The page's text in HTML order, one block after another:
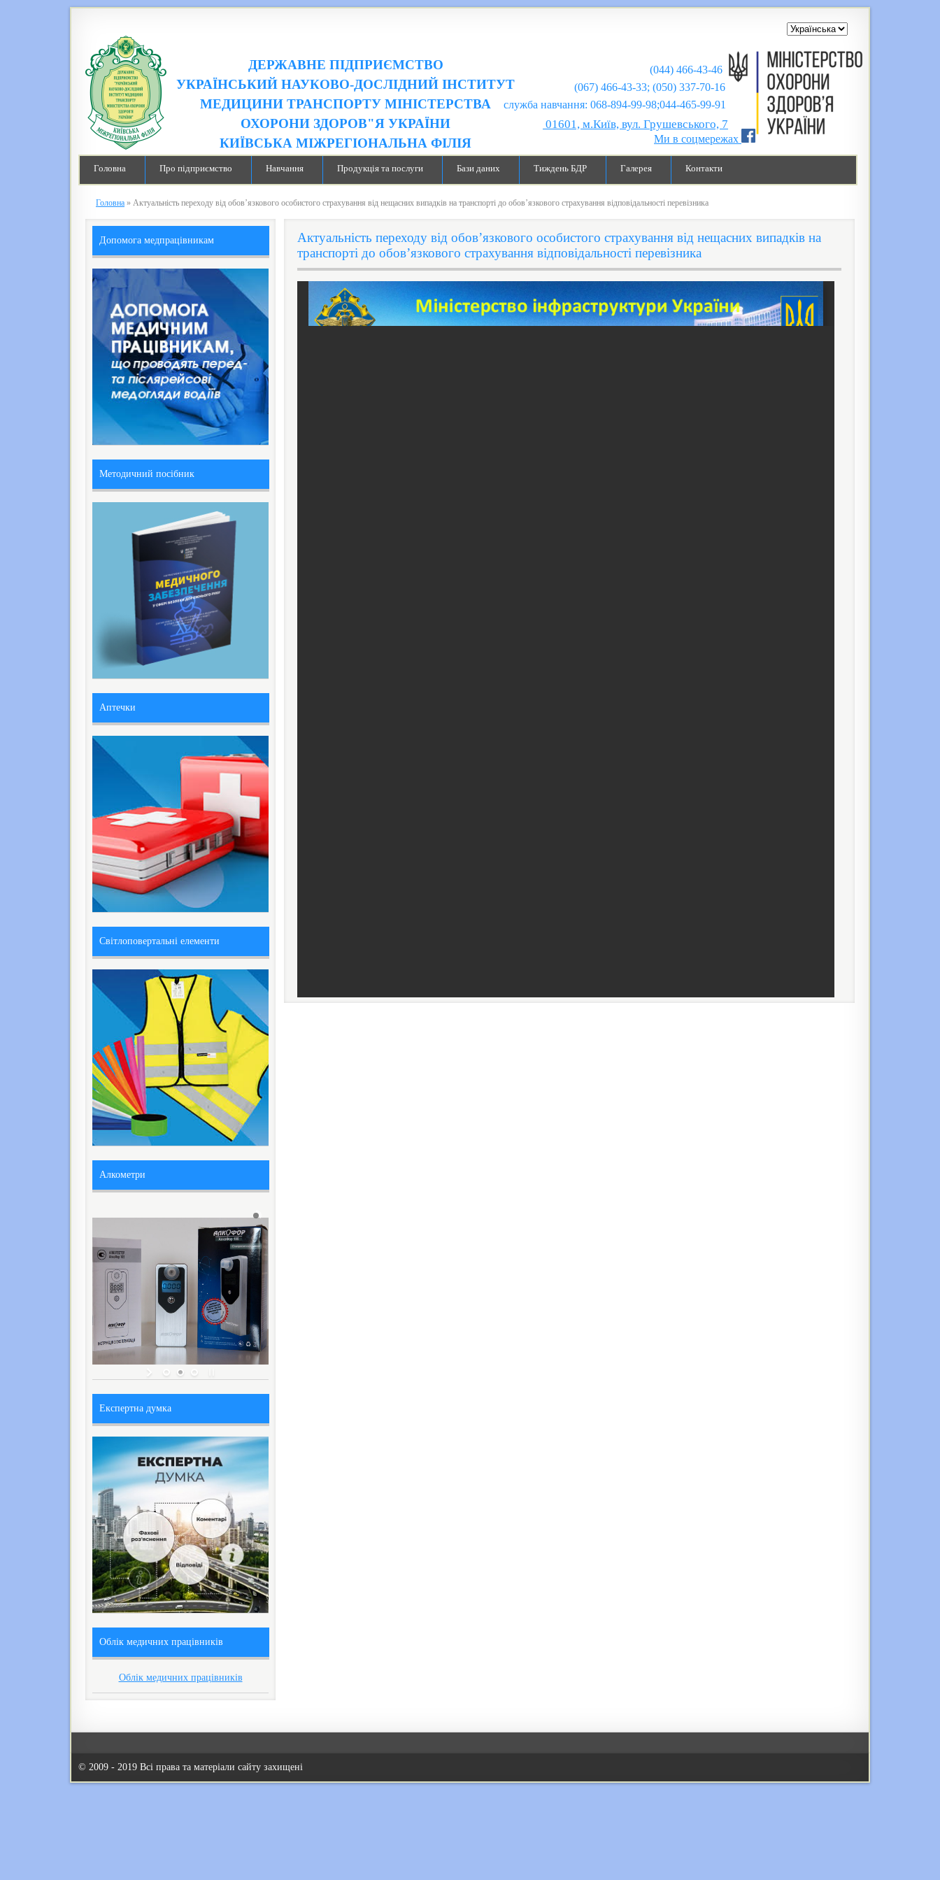
ДЕРЖАВНЕ ПІДПРИЄМСТВО
УКРАЇНСЬКИЙ НАУКОВО-ДОСЛІДНИЙ ІНСТИТУТ
МЕДИЦИНИ ТРАНСПОРТУ МІНІСТЕРСТВА
ОХОРОНИ ЗДОРОВ"Я УКРАЇНИ
КИЇВСЬКА МІЖРЕГІОНАЛЬНА ФІЛІЯ
(044) 466-43-46
(067) 466-43-33; (050) 337-70-16
служба навчання: 068-894-99-98;044-465-99-91
01601, м.Київ, вул. Грушевського, 7
Ми в соцмережах
Головна Про підприємство Навчання Продукція та послуги Бази даних Тиждень БДР Галерея Контакти
Головна » Актуальність переходу від обов’язкового особистого страхування від нещасних випадків на транспорті до обов’язкового страхування відповідальності перевізника
Актуальність переходу від обов’язкового особистого страхування від нещасних випадків на
транспорті до обов’язкового страхування відповідальності перевізника
Допомога медпрацівникам
Методичний посібник
Аптечки
Світлоповертальні елементи
Алкометри
Експертна думка
Облік медичних працівників
Облік медичних працівників
© 2009 - 2019 Всі права та матеріали сайту захищені